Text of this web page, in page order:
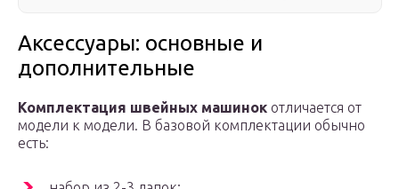
Аксессуары: основные и
дополнительные
Комплектация швейных машинок отличается от
модели к модели. В базовой комплектации обычно
есть: